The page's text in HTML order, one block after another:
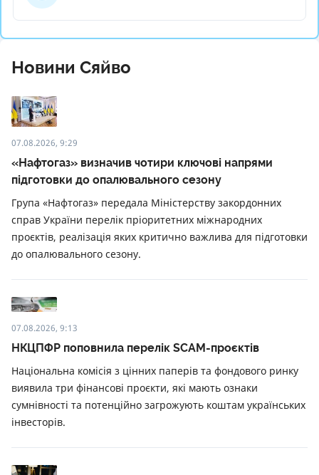
Новини Сяйво
07.08.2026, 9:29
«Нафтогаз» визначив чотири ключові напрями
підготовки до опалювального сезону
Група «Нафтогаз» передала Міністерству закордонних
справ України перелік пріоритетних міжнародних
проєктів, реалізація яких критично важлива для підготовки
до опалювального сезону.
07.08.2026, 9:13
НКЦПФР поповнила перелік SCAM-проєктів
Національна комісія з цінних паперів та фондового ринку
виявила три фінансові проєкти, які мають ознаки
сумнівності та потенційно загрожують коштам українських
інвесторів.